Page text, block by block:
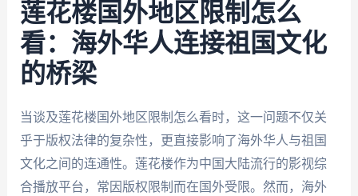
莲花楼国外地区限制怎么
看：海外华人连接祖国文化
的桥梁
当谈及莲花楼国外地区限制怎么看时，这一问题不仅关
乎于版权法律的复杂性，更直接影响了海外华人与祖国
文化之间的连通性。莲花楼作为中国大陆流行的影视综
合播放平台，常因版权限制而在国外受限。然而，海外